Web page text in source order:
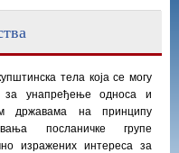
тела која се могу
за унапређење односа и
државама на принципу
посланичке групе
изражених интереса за